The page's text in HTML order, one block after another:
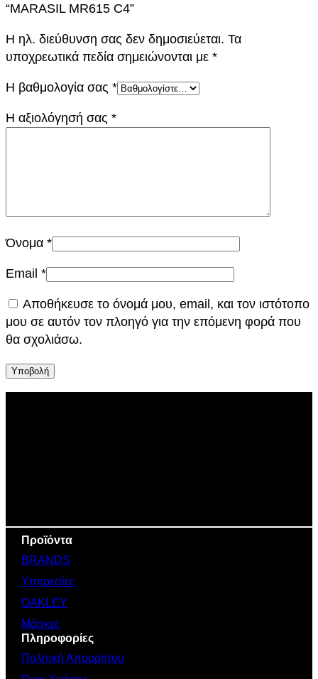
“MARASIL MR615 C4”
Η ηλ. διεύθυνση σας δεν δημοσιεύεται. Τα
υποχρεωτικά πεδία σημειώνονται με *
Η βαθμολογία σας *
Η αξιολόγησή σας *
Όνομα *
Email *
Αποθήκευσε το όνομά μου, email, και τον ιστότοπο
μου σε αυτόν τον πλοηγό για την επόμενη φορά που
θα σχολιάσω.
Προϊόντα
BRANDS
Υπηρεσίες
OAKLEY
Μάσκες
Πληροφορίες
Πολιτική Απορρήτου